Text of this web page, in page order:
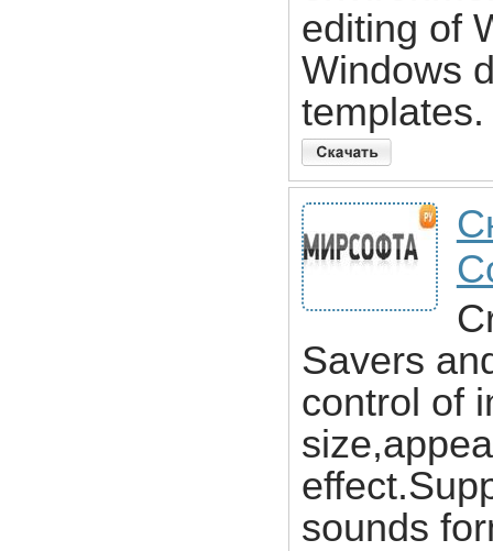
editing of
Windows
Savers
control of
sounds